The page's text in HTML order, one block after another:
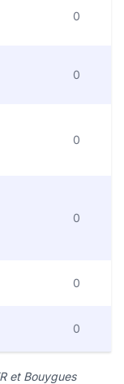
0
0
0
0
0
0
et Bouygues